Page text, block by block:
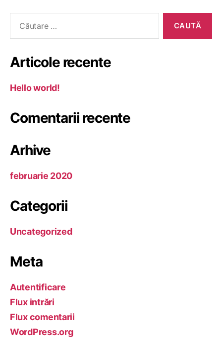
Articole recente
Hello world!
Comentarii recente
Arhive
februarie 2020
Categorii
Uncategorized
Meta
Autentificare
Flux intrări
Flux comentarii
WordPress.org